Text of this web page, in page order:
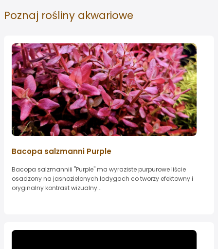
Poznaj rośliny akwariowe
Bacopa salzmanni Purple
Bacopa salzmanniii "Purple" ma wyraziste purpurowe liście
osadzony na jasnozielonych łodygach co tworzy efektowny i
oryginalny kontrast wizualny...